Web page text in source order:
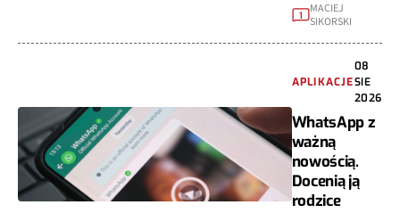
1
MACIEJ
SIKORSKI
APLIKACJE
08
SIE
2026
WhatsApp z
ważną
nowością.
Docenią ją
rodzice